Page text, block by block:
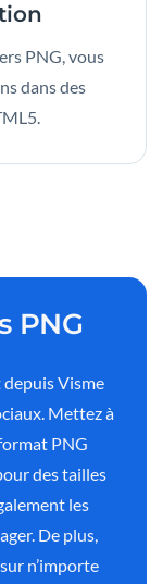
PNG, vous
dans des
PNG
Visme
Mettez à
PNG
des tailles
les
De plus,
n’importe